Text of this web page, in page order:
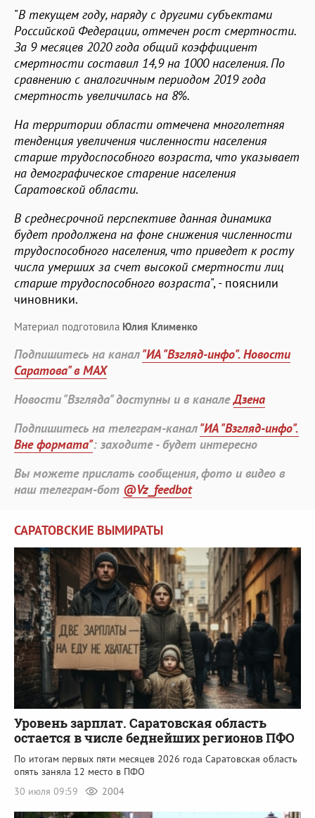
"В текущем году, наряду с другими субъектами
Российской Федерации, отмечен рост смертности.
За 9 месяцев 2020 года общий коэффициент
смертности составил 14,9 на 1000 населения. По
сравнению с аналогичным периодом 2019 года
смертность увеличилась на 8%.
На территории области отмечена многолетняя
тенденция увеличения численности населения
старше трудоспособного возраста, что указывает
на демографическое старение населения
Саратовской области.
В среднесрочной перспективе данная динамика
будет продолжена на фоне снижения численности
трудоспособного населения, что приведет к росту
числа умерших за счет высокой смертности лиц
старше трудоспособного возраста", - пояснили
чиновники.
Материал подготовила Юлия Клименко
Подпишитесь на канал"ИА "Взгляд-инфо". Новости
Саратова" в MAX
Новости "Взгляда" доступны и в каналеДзена
Подпишитесь на телеграм-канал"ИА "Взгляд-инфо".
Вне формата": заходите - будет интересно
Вы можете прислать сообщения, фото и видео в
наш телеграм-бот @Vz_feedbot
САРАТОВСКИЕ ВЫМИРАТЫ
Уровень зарплат. Саратовская область
остается в числе беднейших регионов ПФО
По итогам первых пяти месяцев 2026 года Саратовская область
опять заняла 12 место в ПФО
30 июля 09:59
2004